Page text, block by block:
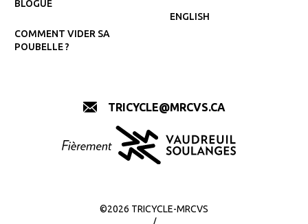
BLOGUE
COMMENT VIDER SA
POUBELLE ?
ENGLISH
TRICYCLE@MRCVS.CA
©2026 TRICYCLE-MRCVS
/